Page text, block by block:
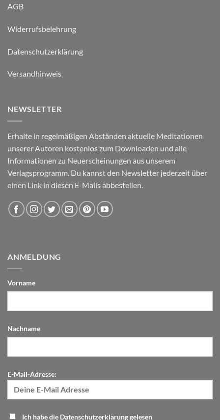
AGB
Widerrufsbelehrung
Datenschutzerklärung
Versandhinweis
NEWSLETTER
Erhalte in regelmäßigen Abständen aktuelle Meditationen
unserer Autoren kostenlos zum Downloaden und alle
Informationen zu Neuerscheinungen aus unserem
Verlagsprogramm. Du kannst den Newsletter jederzeit über
einen Link in diesen E-Mails abbestellen.
ANMELDUNG
Vorname
Nachname
E-Mail-Adresse:
Ich habe die Datenschutzerklärung gelesen